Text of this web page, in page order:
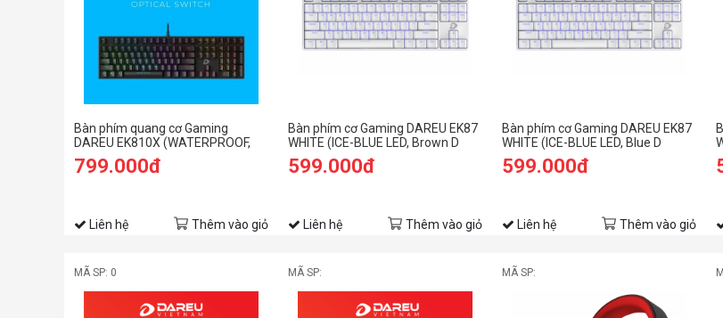
Bàn phím quang cơ Gaming
DAREU EK810X (WATERPROOF,
Optical switch, MULTI LED)
799.000đ
Liên hệ Thêm vào giỏ
Bàn phím cơ Gaming DAREU EK87
WHITE (ICE-BLUE LED, Brown D
switch)
599.000đ
Liên hệ Thêm vào giỏ
Bàn phím cơ Gaming DAREU EK87
WHITE (ICE-BLUE LED, Blue D
switch)
599.000đ
Liên hệ Thêm vào giỏ
MÃ SP: 0 MÃ SP: MÃ SP: